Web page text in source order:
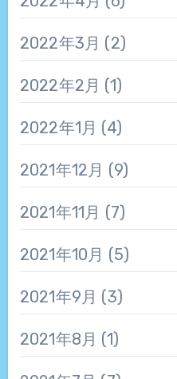
2022年3月 (2)
2022年2月 (1)
2022年1月 (4)
2021年12月 (9)
2021年11月 (7)
2021年10月 (5)
2021年9月 (3)
2021年8月 (1)